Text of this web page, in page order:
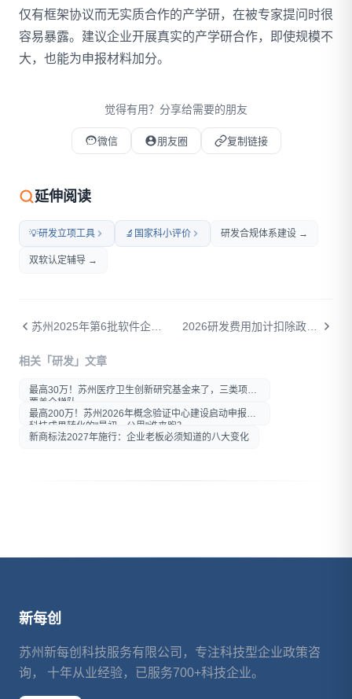
仅有框架协议而无实质合作的产学研，在被专家提问时很
容易暴露。建议企业开展真实的产学研合作，即使规模不
大，也能为申报材料加分。
觉得有用？分享给需要的朋友
微信 朋友圈 复制链接
微信扫码打开本文
在微信内打开后分享给好友或
延伸阅读
💡研发立项工具 🔬 国家科小评价 研发合规体系建设 →
双软认定辅导 →
相关「研发」文章
最高30万！苏州医疗卫生创新研究基金来了，三类项目
覆盖全梯队
最高200万！苏州2026年概念验证中心建设启动申报：
科技成果转化的"最初一公里"谁来跑？
新商标法2027年施行：企业老板必须知道的八大变化
新每创
苏州新每创科技服务有限公司，专注科技型企业政策咨
询， 十年从业经验，已服务700+科技企业。